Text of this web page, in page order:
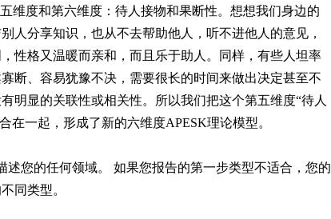
维度和第六维度：待人接物和果断性。想想我们身边的
人分享知识，也从不去帮助他人，听不进他人的意见，
性格又温暖而亲和，而且乐于助人。同样，有些人坦率
断、容易犹豫不决，需要很长的时间来做出决定甚至不
明显的关联性或相关性。所以我们把这个第五维度“待人
在一起，形成了新的六维度APESK理论模型。
您的任何领域。 如果您报告的第一步类型不适合，您的
同类型。